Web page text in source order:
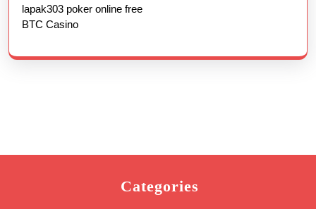
lapak303 poker online free
BTC Casino
Categories